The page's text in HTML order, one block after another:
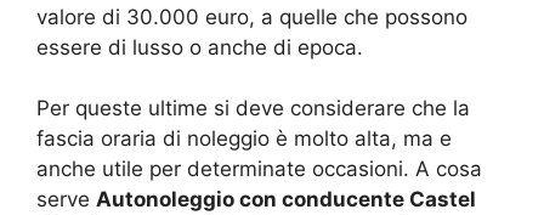
valore di 30.000 euro, a quelle che possono
essere di lusso o anche di epoca.
Per queste ultime si deve considerare che la
fascia oraria di noleggio è molto alta, ma e
anche utile per determinate occasioni. A cosa
serve Autonoleggio con conducente Castel